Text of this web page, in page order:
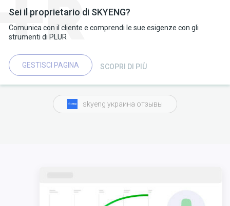
Sei il proprietario di SKYENG?
Comunica con il cliente e comprendi le sue esigenze con gli
strumenti di PLUR
GESTISCI PAGINA SCOPRI DI PIÙ
skyeng украина отзывы